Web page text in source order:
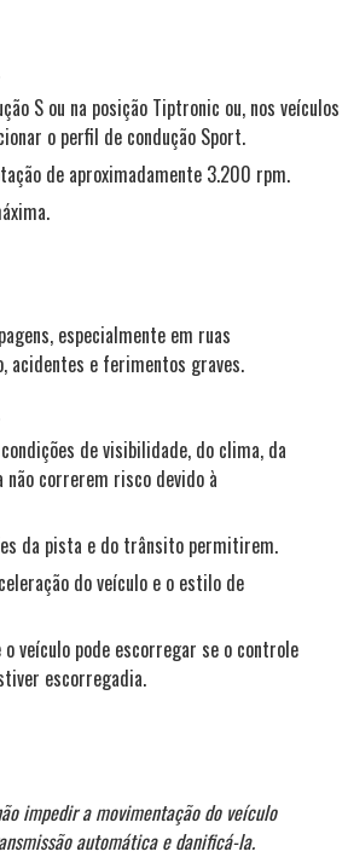
S ou na posição Tiptronic ou, nos veículos
o perfil de condução Sport.
de aproximadamente 3.200 rpm.
especialmente em ruas
acidentes e ferimentos graves.
de visibilidade, do clima, da
correrem risco devido à
da pista e do trânsito permitirem.
do veículo e o estilo de
veículo pode escorregar se o controle
escorregadia.
impedir a movimentação do veículo
automática e danificá-la.